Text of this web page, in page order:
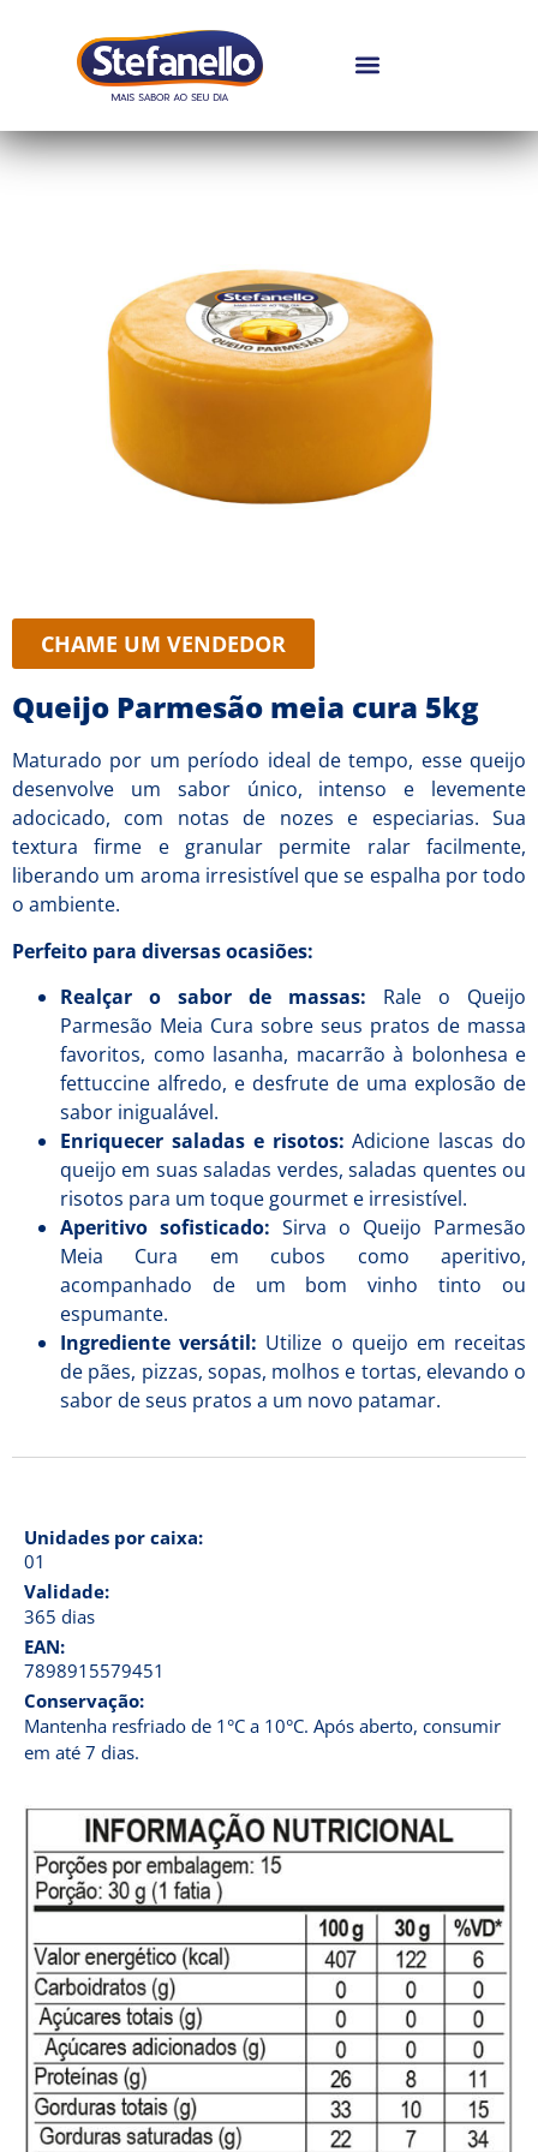
CHAME UM VENDEDOR
Queijo Parmesão meia cura 5kg
Maturado por um período ideal de tempo, esse queijo
desenvolve um sabor único, intenso e levemente
adocicado, com notas de nozes e especiarias. Sua
textura firme e granular permite ralar facilmente,
liberando um aroma irresistível que se espalha por todo
o ambiente.
Perfeito para diversas ocasiões:
Realçar o sabor de massas: Rale o Queijo
Parmesão Meia Cura sobre seus pratos de massa
favoritos, como lasanha, macarrão à bolonhesa e
fettuccine alfredo, e desfrute de uma explosão de
sabor inigualável.
Enriquecer saladas e risotos: Adicione lascas do
queijo em suas saladas verdes, saladas quentes ou
risotos para um toque gourmet e irresistível.
Aperitivo sofisticado: Sirva o Queijo Parmesão
Meia Cura em cubos como aperitivo,
acompanhado de um bom vinho tinto ou
espumante.
Ingrediente versátil: Utilize o queijo em receitas
de pães, pizzas, sopas, molhos e tortas, elevando o
sabor de seus pratos a um novo patamar.
Unidades por caixa:
01
Validade:
365 dias
EAN:
7898915579451
Conservação:
Mantenha resfriado de 1°C a 10°C. Após aberto, consumir
em até 7 dias.